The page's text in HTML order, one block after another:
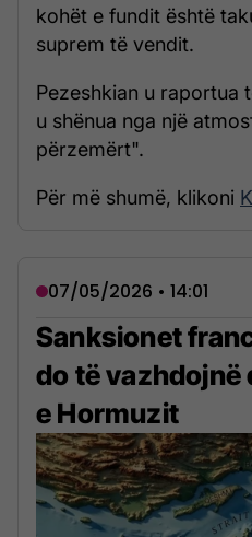
kohët e fundit është
suprem të vendit.
Pezeshkian u raportua
u shënua nga një
përzemërt".
Për më shumë, klikoni
07/05/2026 • 14:01
Sanksionet
do të vazhdojnë
e Hormuzit